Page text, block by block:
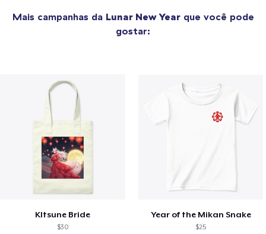
Mais campanhas da Lunar New Yearque você pode
gostar:
KItsune Bride
$30
Year of the Mikan Snake
$25